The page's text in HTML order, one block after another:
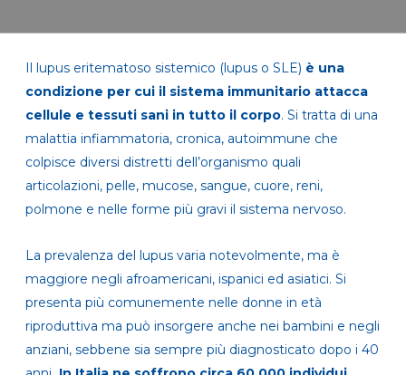
Il lupus eritematoso sistemico (lupus o SLE) è una
condizione per cui il sistema immunitario attacca
cellule e tessuti sani in tutto il corpo. Si tratta di una
malattia infiammatoria, cronica, autoimmune che
colpisce diversi distretti dell’organismo quali
articolazioni, pelle, mucose, sangue, cuore, reni,
polmone e nelle forme più gravi il sistema nervoso.
La prevalenza del lupus varia notevolmente, ma è
maggiore negli afroamericani, ispanici ed asiatici. Si
presenta più comunemente nelle donne in età
riproduttiva ma può insorgere anche nei bambini e negli
anziani, sebbene sia sempre più diagnosticato dopo i 40